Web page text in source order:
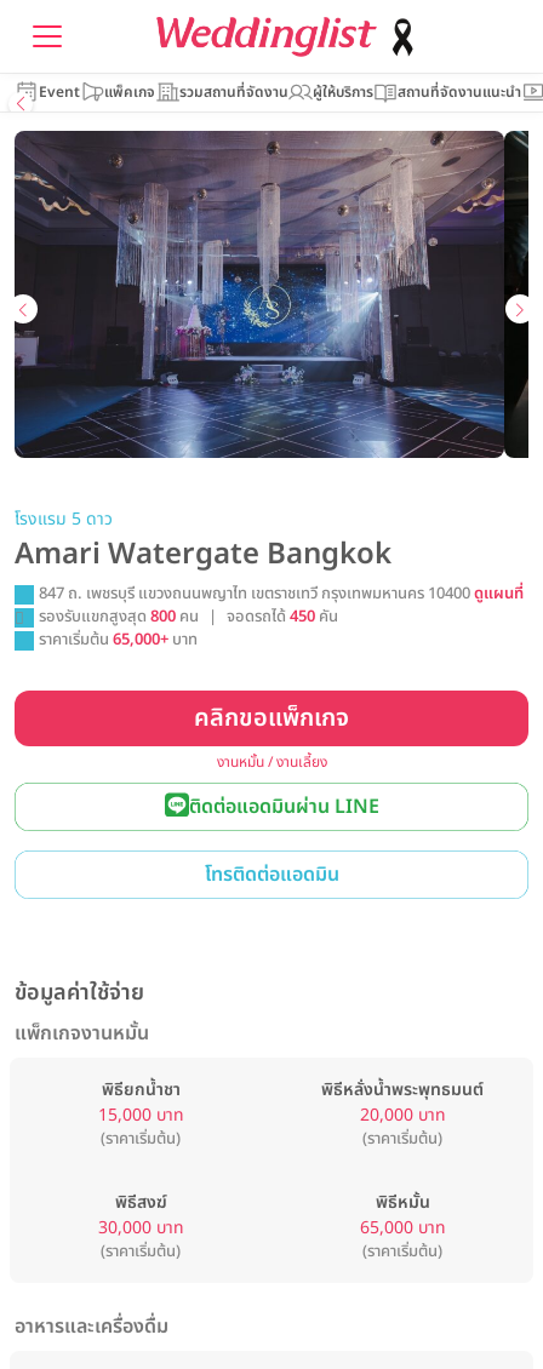
Event แพ็คเกจ รวมสถานที่จัดงาน ผู้ให้บริการ สถานที่จัดงานแนะนำ
โรงแรม 5 ดาว
Amari Watergate Bangkok
847 ถ. เพชรบุรี แขวงถนนพญาไท เขตราชเทวี กรุงเทพมหานคร 10400ดูแผนที่
รองรับแขกสูงสุด 800 คน | จอดรถได้450 คัน
ราคาเริ่มต้น 65,000+ บาท
คลิกขอแพ็กเกจ
งานหมั้น / งานเลี้ยง
ติดต่อแอดมินผ่าน LINE
โทรติดต่อแอดมิน
ข้อมูลค่าใช้จ่าย
แพ็กเกจงานหมั้น
พิธียกน้ำชา
15,000 บาท
(ราคาเริ่มต้น)
พิธีหลั่งน้ำพระพุทธมนต์
20,000 บาท
(ราคาเริ่มต้น)
พิธีสงฆ์
30,000 บาท
(ราคาเริ่มต้น)
พิธีหมั้น
65,000 บาท
(ราคาเริ่มต้น)
อาหารและเครื่องดื่ม